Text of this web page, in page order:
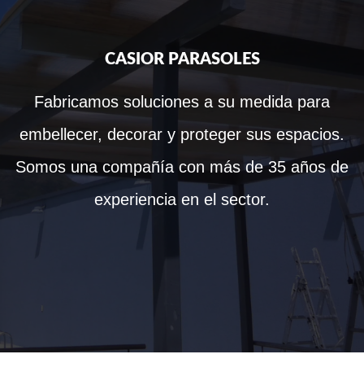
CASIOR PARASOLES
Fabricamos soluciones a su medida para
embellecer, decorar y proteger sus espacios.
Somos una compañía con más de 35 años de
experiencia en el sector.